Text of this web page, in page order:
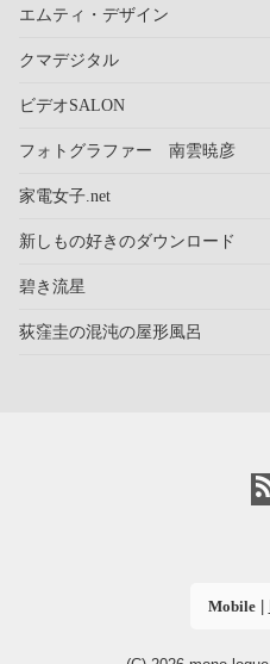
エムティ・デザイン
クマデジタル
ビデオSALON
フォトグラファー 南雲暁彦
家電女子.net
新しもの好きのダウンロード
碧き流星
荻窪圭の混沌の屋形風呂
Mobile|